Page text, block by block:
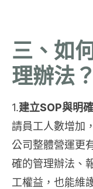
三、如
理辦法？
1.建立SOP與明
請員工人數增加
公司整體營運更
確的管理辦法、
工權益，也能維